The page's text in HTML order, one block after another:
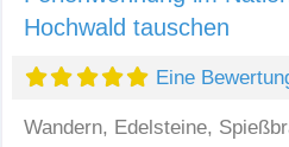
Hochwald tauschen
Eine
Wandern, Edelsteine,